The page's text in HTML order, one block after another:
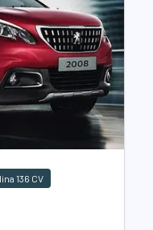
136 CV